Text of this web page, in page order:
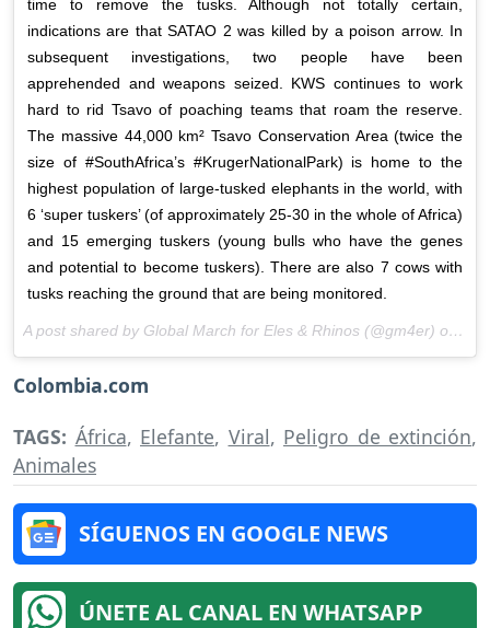
time to remove the tusks. Although not totally certain,
indications are that SATAO 2 was killed by a poison arrow. In
subsequent investigations, two people have been
apprehended and weapons seized. KWS continues to work
hard to rid Tsavo of poaching teams that roam the reserve.
The massive 44,000 km² Tsavo Conservation Area (twice the
size of #SouthAfrica’s #KrugerNationalPark) is home to the
highest population of large-tusked elephants in the world, with
6 ‘super tuskers’ (of approximately 25-30 in the whole of Africa)
and 15 emerging tuskers (young bulls who have the genes
and potential to become tuskers). There are also 7 cows with
tusks reaching the ground that are being monitored.
A post shared by Global March for Eles & Rhinos (@gm4er) on
Colombia.com
TAGS: África, Elefante, Viral, Peligro de extinción,
Animales
SÍGUENOS EN GOOGLE NEWS
ÚNETE AL CANAL EN WHATSAPP